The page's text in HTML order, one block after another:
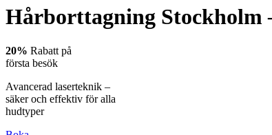
Hårborttagning Stockholm
20% Rabatt på
första besök
Avancerad laserteknik –
säker och effektiv för alla
hudtyper